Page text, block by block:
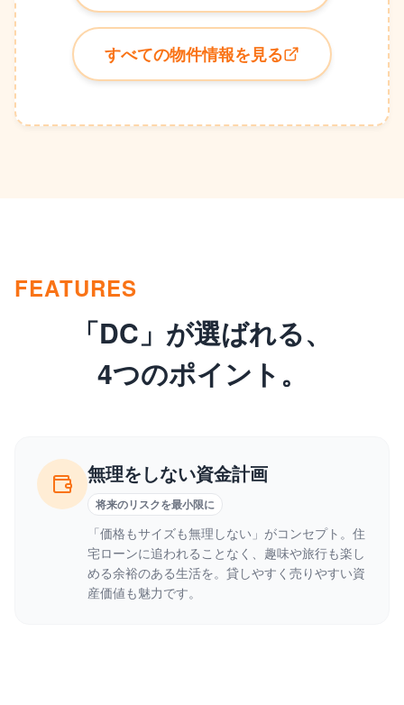
すべての物件情報を見る
FEATURES
「DC」が選ばれる、
4つのポイント。
無理をしない資金計画
将来のリスクを最小限に
「価格もサイズも無理しない」がコンセプト。住
宅ローンに追われることなく、趣味や旅行も楽し
める余裕のある生活を。貸しやすく売りやすい資
産価値も魅力です。